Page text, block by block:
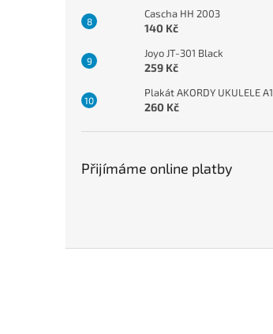
Cascha HH 2003
140 Kč
Joyo JT-301 Black
259 Kč
Plakát AKORDY UKULELE A1
260 Kč
Přijímáme online platby